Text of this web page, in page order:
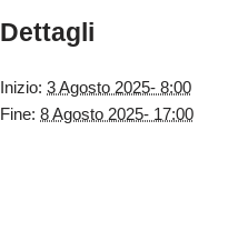
Dettagli
Inizio: 3 Agosto 2025- 8:00
Fine: 8 Agosto 2025- 17:00